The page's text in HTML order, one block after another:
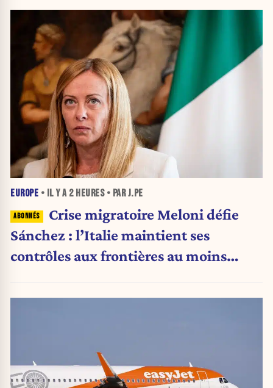
EUROPE • IL Y A 2 HEURES• PAR J.PE
Crise migratoire Meloni défie
Sánchez : l’Italie maintient ses
contrôles aux frontières au moins